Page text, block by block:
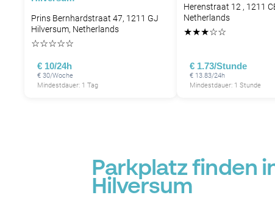
Prins Bernhardstraat 47, 1211 GJ
Hilversum, Netherlands
☆☆☆☆☆
€ 10/24h
€ 30/Woche
Mindestdauer: 1 Tag
Herenstraat 12 , 1211
Netherlands
★★★☆☆
€ 1.73/Stunde
€ 13.83/24h
Mindestdauer: 1 Stunde
Parkplatz finden
Hilversum